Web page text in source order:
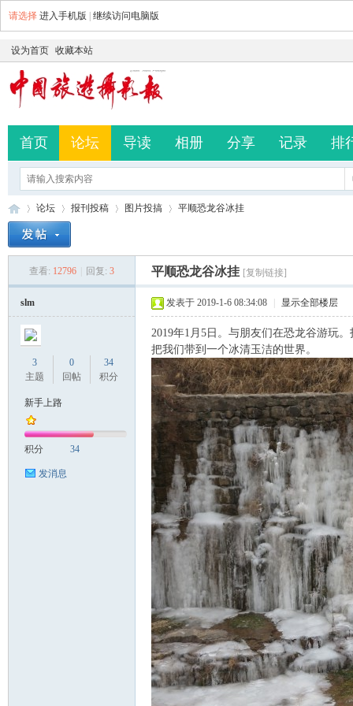
请选择 进入手机版 继续访问电脑版
设为首页 收藏本站
首页 论坛 导读 相册 分享 记录 排
论坛
›
报刊投稿
›
图片投搞
›
平顺恐龙谷冰挂
查看: 12796 回复: 3 平顺恐龙谷冰挂 [复制链接]
slm
3
主题
0
回帖
34
积分
新手上路
积分 34
发消息
发表于 2019-1-6 08:34:08 显示全部楼层
2019年1月5日。与朋友们在恐龙谷游玩
把我们带到一个冰清玉洁的世界。